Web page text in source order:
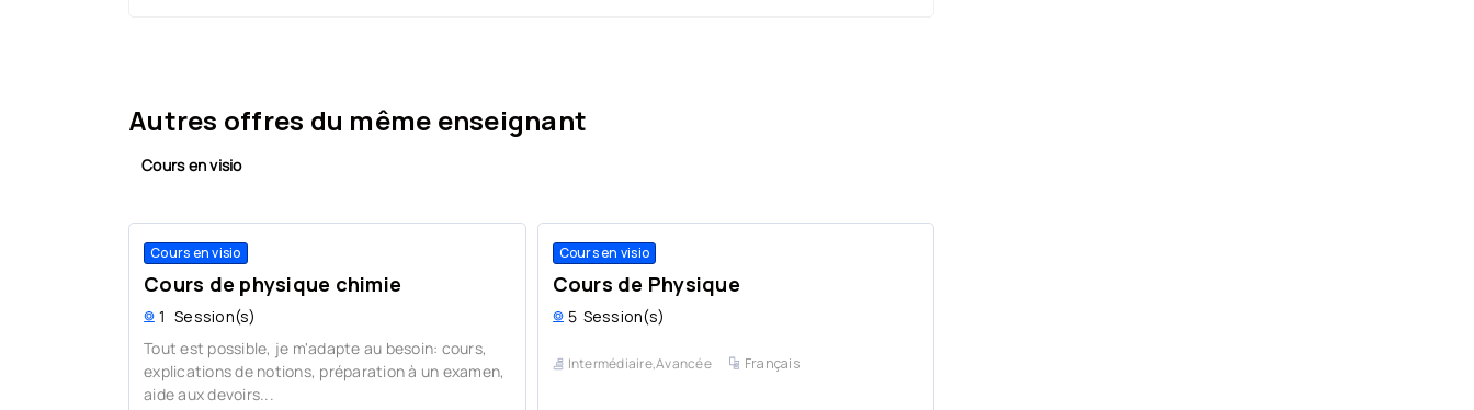
Autres offres du même enseignant
Cours en visio
Cours en visio
Cours de physique chimie
1 Session(s)
Tout est possible, je m'adapte au besoin: cours,
explications de notions, préparation à un examen,
aide aux devoirs...
Cours en visio
Cours de Physique
5 Session(s)
Intermédiaire,Avancée Français